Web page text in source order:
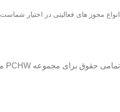
انواع مجوز های فعالیتی در اختیار شماست
تمامی حقوق برای مجموعه PCHW محفوظ است.